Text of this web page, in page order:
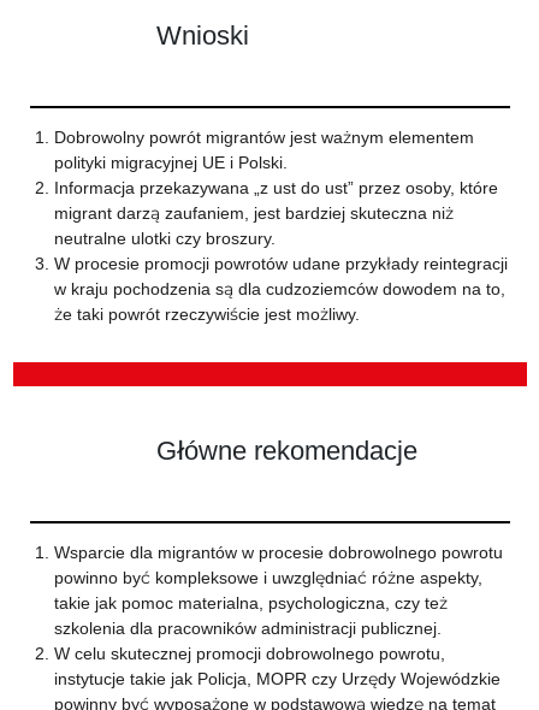
Wnioski
Dobrowolny powrót migrantów jest ważnym elementem
polityki migracyjnej UE i Polski.
Informacja przekazywana „z ust do ust” przez osoby, które
migrant darzą zaufaniem, jest bardziej skuteczna niż
neutralne ulotki czy broszury.
W procesie promocji powrotów udane przykłady reintegracji
w kraju pochodzenia są dla cudzoziemców dowodem na to,
że taki powrót rzeczywiście jest możliwy.
Główne rekomendacje
Wsparcie dla migrantów w procesie dobrowolnego powrotu
powinno być kompleksowe i uwzględniać różne aspekty,
takie jak pomoc materialna, psychologiczna, czy też
szkolenia dla pracowników administracji publicznej.
W celu skutecznej promocji dobrowolnego powrotu,
instytucje takie jak Policja, MOPR czy Urzędy Wojewódzkie
powinny być wyposażone w podstawową wiedzę na temat